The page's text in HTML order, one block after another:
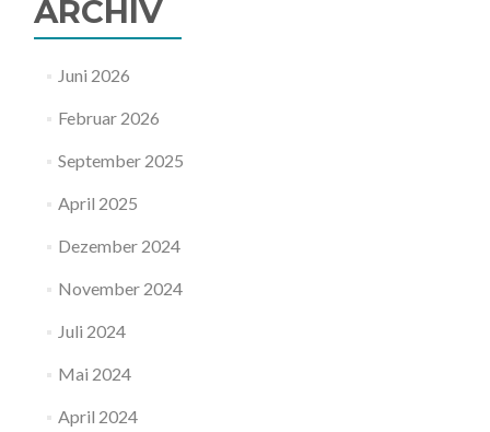
ARCHIV
Juni 2026
Februar 2026
September 2025
April 2025
Dezember 2024
November 2024
Juli 2024
Mai 2024
April 2024